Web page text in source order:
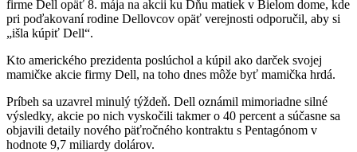
firme Dell opäť 8. mája na akcii ku Dňu matiek v Bielom dome, kde
pri poďakovaní rodine Dellovcov opäť verejnosti odporučil, aby si
„išla kúpiť Dell“.
Kto amerického prezidenta poslúchol a kúpil ako darček svojej
mamičke akcie firmy Dell, na toho dnes môže byť mamička hrdá.
Príbeh sa uzavrel minulý týždeň. Dell oznámil mimoriadne silné
výsledky, akcie po nich vyskočili takmer o 40 percent a súčasne sa
objavili detaily nového päťročného kontraktu s Pentagónom v
hodnote 9,7 miliardy dolárov.